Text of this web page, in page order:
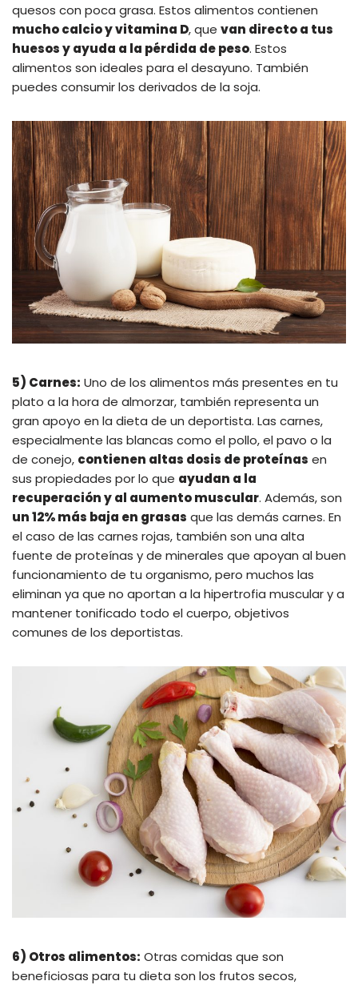
quesos con poca grasa. Estos alimentos contienen
mucho calcio y vitamina D, que van directo a tus
huesos y ayuda a la pérdida de peso. Estos
alimentos son ideales para el desayuno. También
puedes consumir los derivados de la soja.
5) Carnes: Uno de los alimentos más presentes en tu
plato a la hora de almorzar, también representa un
gran apoyo en la dieta de un deportista. Las carnes,
especialmente las blancas como el pollo, el pavo o la
de conejo, contienen altas dosis de proteínas en
sus propiedades por lo que ayudan a la
recuperación y al aumento muscular. Además, son
un 12% más baja en grasas que las demás carnes. En
el caso de las carnes rojas, también son una alta
fuente de proteínas y de minerales que apoyan al buen
funcionamiento de tu organismo, pero muchos las
eliminan ya que no aportan a la hipertrofia muscular y a
mantener tonificado todo el cuerpo, objetivos
comunes de los deportistas.
6) Otros alimentos: Otras comidas que son
beneficiosas para tu dieta son los frutos secos,